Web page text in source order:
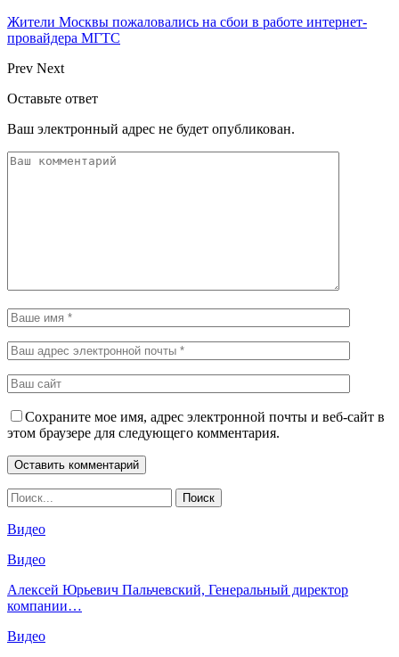
Жители Москвы пожаловались на сбои в работе интернет-
провайдера МГТС
Prev Next
Оставьте ответ
Ваш электронный адрес не будет опубликован.
Сохраните мое имя, адрес электронной почты и веб-сайт в
этом браузере для следующего комментария.
Видео
Видео
Алексей Юрьевич Пальчевский, Генеральный директор
компании…
Видео